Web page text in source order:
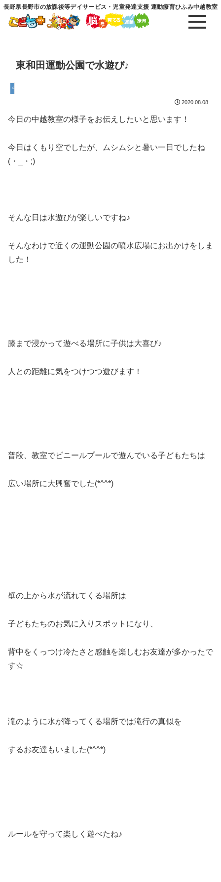
長野県長野市の放課後等デイサービス・児童発達支援 運動療育ひふみ中越教室
東和田運動公園で水遊び♪
中越教室
2020.08.08
今日の中越教室の様子をお伝えしたいと思います！
今日はくもり空でしたが、ムシムシと暑い一日でしたね
(・_・;)
そんな日は水遊びが楽しいですね♪
そんなわけで近くの運動公園の噴水広場にお出かけをしま
した！
膝まで浸かって遊べる場所に子供は大喜び♪
人との距離に気をつけつつ遊びます！
普段、教室でビニールプールで遊んでいる子どもたちは
広い場所に大興奮でした(*^^*)
壁の上から水が流れてくる場所は
子どもたちのお気に入りスポットになり、
背中をくっつけ冷たさと感触を楽しむお友達が多かったで
す☆
滝のように水が降ってくる場所では滝行の真似を
するお友達もいました(*^^*)
ルールを守って楽しく遊べたね♪